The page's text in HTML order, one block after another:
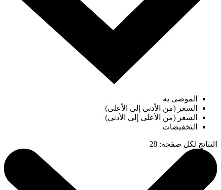
الموصى به
السعر (من الأدنى إلى الأعلى)
السعر (من الأعلى إلى الأدنى)
التخفيضات
النتائج لكل صفحة:
28